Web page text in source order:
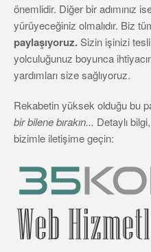
önemlidir. Diğer bir adımınız
yürüyeceğiniz olmalıdır. Biz
paylaşıyoruz.Sizin işinizi
yolculuğunuz boyunca
yardımları size sağlıyoruz.
Rekabetin yüksek olduğu bu
bir bilene bırakın... Detaylı
bizimle iletişime geçin: